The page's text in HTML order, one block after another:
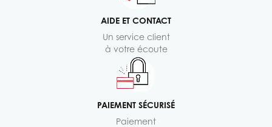
AIDE ET CONTACT
Un service client
à votre écoute
PAIEMENT SÉCURISÉ
Paiement